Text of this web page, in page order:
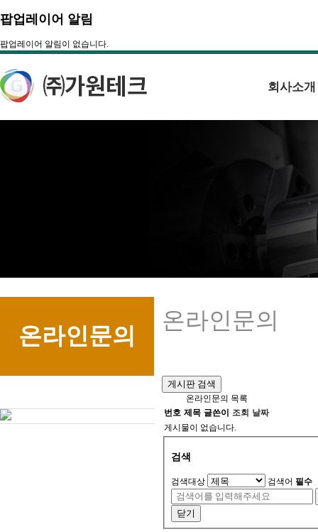
팝업레이어 알림
팝업레이어 알림이 없습니다.
회사소개
온라인문의
온라인문의
게시판 검색
온라인문의 목록
번호 제목 글쓴이 조회 날짜
게시물이 없습니다.
검색
검색대상 검색어 필수
닫기